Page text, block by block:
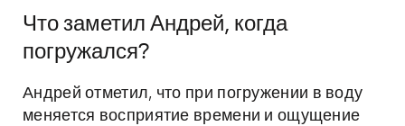
Что заметил Андрей, когда
погружался?
Андрей отметил, что при погружении в воду
меняется восприятие времени и ощущение